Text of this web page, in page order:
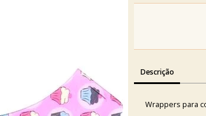
Descrição
Wrappers para